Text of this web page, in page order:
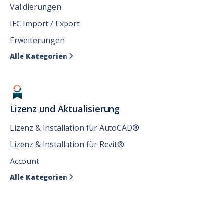
Validierungen
IFC Import / Export
Erweiterungen
Alle Kategorien 
Lizenz und Aktualisierung
Lizenz & Installation für AutoCAD®
Lizenz & Installation für Revit®
Account
Alle Kategorien 